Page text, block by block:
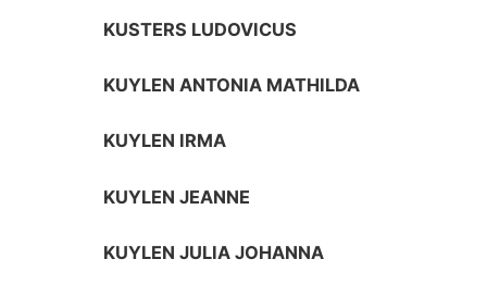
KUSTERS LUDOVICUS
KUYLEN ANTONIA MATHILDA
KUYLEN IRMA
KUYLEN JEANNE
KUYLEN JULIA JOHANNA